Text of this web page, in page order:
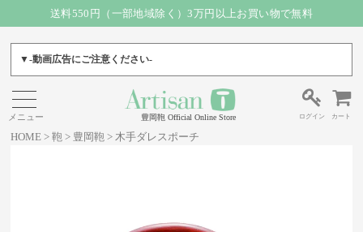
送料550円（一部地域除く）3万円以上お買い物で無料
▼-動画広告にご注意ください-
豊岡鞄 Official Online Store ログイン カート
HOME 鞄 豊岡鞄 木手ダレスポーチ